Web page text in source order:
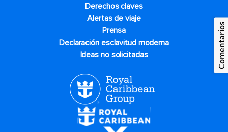
Derechos claves
Alertas de viaje
Prensa
Declaración esclavitud moderna
Ideas no solicitadas
Comentarios